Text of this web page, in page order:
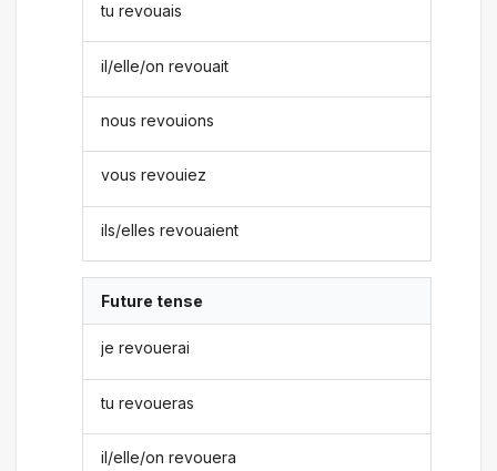
tu revouais
il/elle/on revouait
nous revouions
vous revouiez
ils/elles revouaient
Future tense
je revouerai
tu revoueras
il/elle/on revouera